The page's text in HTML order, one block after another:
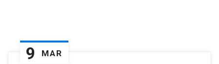
9 MAR